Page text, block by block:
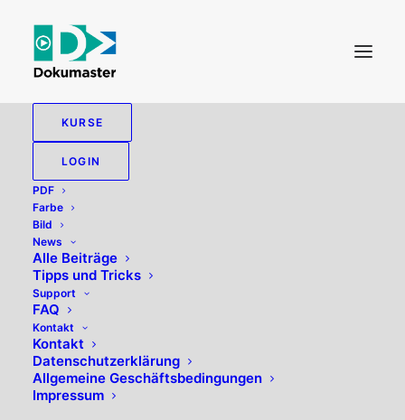
KURSE
LOGIN
PDF
Farbe
Bild
News
Alle Beiträge
Tipps und Tricks
Support
FAQ
Kontakt
Kontakt
Datenschutzerklärung
Allgemeine Geschäftsbedingungen
Impressum
KREDITOREN